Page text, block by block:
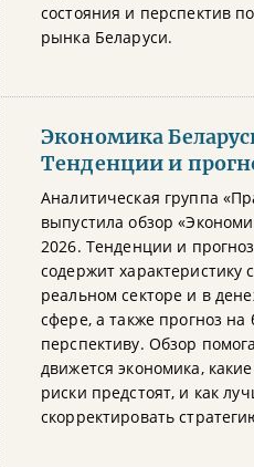
состояния и перспектив
рынка Беларуси.
Экономика
Тенденции и
Аналитическая группа
выпустила обзор
2026. Тенденции и
содержит характеристику
реальном секторе и в
сфере, а также прогноз
перспективу. Обзор
движется экономика,
риски предстоят, и как
скорректировать